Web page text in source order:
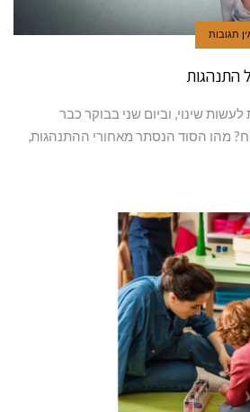
תגובות
התנהגות
שינוי, וביום שני בבוקר כבר
מהו הסוד הנסתר מאחורי ההתנהגות,